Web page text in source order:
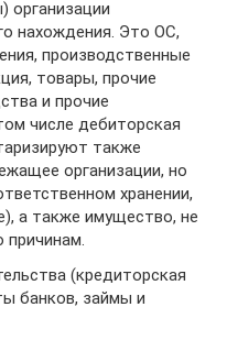
организации
нахождения. Это ОС,
производственные
товары, прочие
и прочие
числе дебиторская
также
организации, но
хранении,
а также имущество, не
причинам.
(кредиторская
банков, займы и